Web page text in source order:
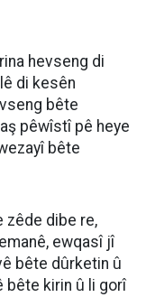
hevseng di
di kesên
bête
pêwîstî pê heye
bête
zêde dibe re,
ewqasî jî
bête dûrketin û
bête kirin û li gorî